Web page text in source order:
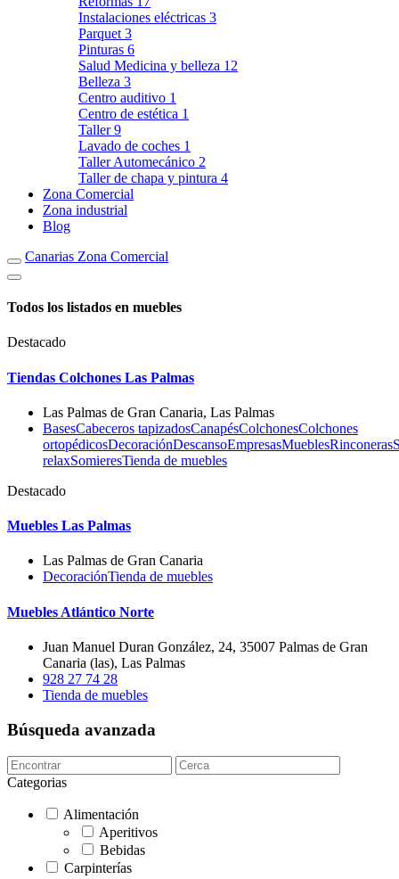
Instalaciones eléctricas 3
Parquet 3
Pinturas 6
Salud Medicina y belleza 12
Belleza 3
Centro auditivo 1
Centro de estética 1
Taller9
Lavado de coches 1
Taller Automecánico 2
Taller de chapa y pintura 4
Zona Comercial
Zona industrial
Blog
Canarias Zona Comercial
Todos los listados en muebles
Destacado
Tiendas Colchones Las Palmas
Las Palmas de Gran Canaria, Las Palmas
BasesCabeceros tapizadosCanapésColchonesColchones
ortopédicosDecoraciónDescansoEmpresasMueblesRinconeras
relaxSomieresTienda de muebles
Destacado
Muebles Las Palmas
Las Palmas de Gran Canaria
DecoraciónTienda de muebles
Muebles Atlántico Norte
Juan Manuel Duran González, 24, 35007 Palmas de Gran
Canaria (las), Las Palmas
928 27 74 28
Tienda de muebles
Búsqueda avanzada
Categorias
Alimentación
Aperitivos
Bebidas
Carpinterías